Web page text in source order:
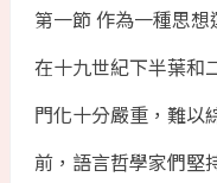
第一節 作為一種思
在十九世紀下半葉和
門化十分嚴重，難以
前，語言哲學家們堅